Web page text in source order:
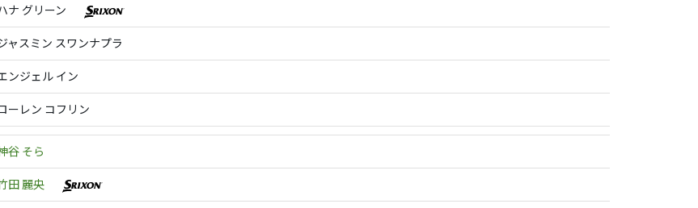
ナ グリーン
ャスミン スワンナプラ
ンジェル イン
ーレン コフリン
谷 そら
田 麗央